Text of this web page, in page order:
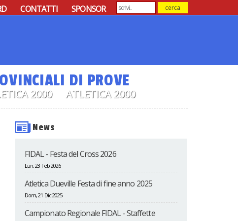
CONTATTI SPONSOR
2000 ATLETICA 2000
DI PROVE
News
FIDAL - Festa del Cross 2026
Lun, 23 Feb 2026
Atletica Dueville Festa di fine anno 2025
Dom, 21 Dic 2025
Campionato Regionale FIDAL - Staffette